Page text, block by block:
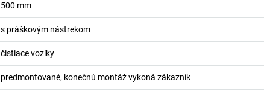
500 mm
s práškovým nástrekom
čistiace vozíky
predmontované, konečnú montáž vykoná zákazník